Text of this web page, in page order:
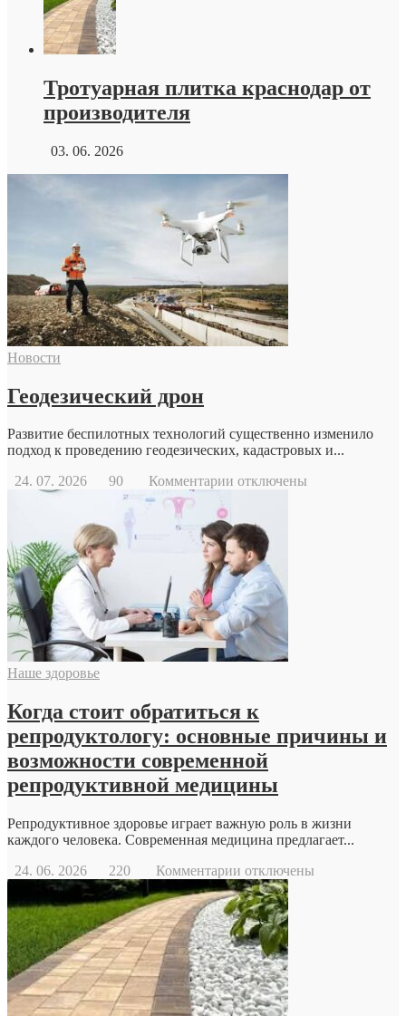
Тротуарная плитка краснодар от
производителя
03. 06. 2026
Новости
Геодезический дрон
Развитие беспилотных технологий существенно изменило
подход к проведению геодезических, кадастровых и...
24. 07. 2026
90 Комментарии к
дрон
отключены
Наше здоровье
Когда стоит обратиться к
репродуктологу: основные причины и
возможности современной
репродуктивной медицины
Репродуктивное здоровье играет важную роль в жизни
каждого человека. Современная медицина предлагает...
24. 06. 2026
220 Комментарии к
записи
Когда
стоит
обратиться
к
репродуктологу:
основные
причины
отключены